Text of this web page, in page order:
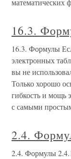
математических
16.3.
16.3. Формулы
электронных
вы не
Только хорошо
гибкость и мощь
с самыми
2.4.
2.4. Формулы